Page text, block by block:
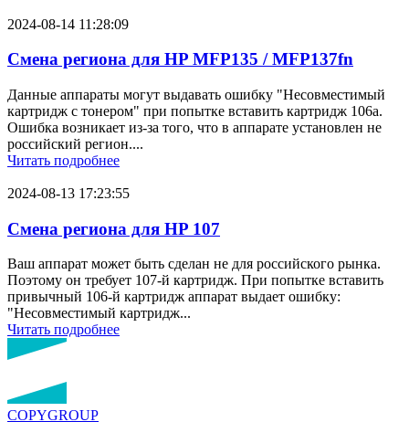
2024-08-14 11:28:09
Смена региона для HP MFP135 / MFP137fn
Данные аппараты могут выдавать ошибку "Несовместимый
картридж с тонером" при попытке вставить картридж 106a.
Ошибка возникает из-за того, что в аппарате установлен не
российский регион....
Читать подробнее
2024-08-13 17:23:55
Смена региона для HP 107
Ваш аппарат может быть сделан не для российского рынка.
Поэтому он требует 107-й картридж. При попытке вставить
привычный 106-й картридж аппарат выдает ошибку:
"Несовместимый картридж...
Читать подробнее
COPYGROUP